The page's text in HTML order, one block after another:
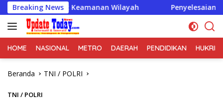
Langsung
ke
konten
Breaking News
Keamanan Wilayah Penyelesaian Damai di Desa
HOME NASIONAL METRO DAERAH PENDIDIKAN HUKRIM
Beranda TNI / POLRI
TNI / POLRI